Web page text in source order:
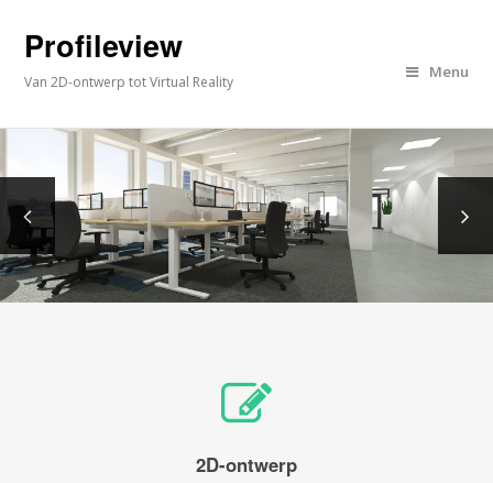
Profileview
Van 2D-ontwerp tot Virtual Reality
Menu
2D-ontwerp